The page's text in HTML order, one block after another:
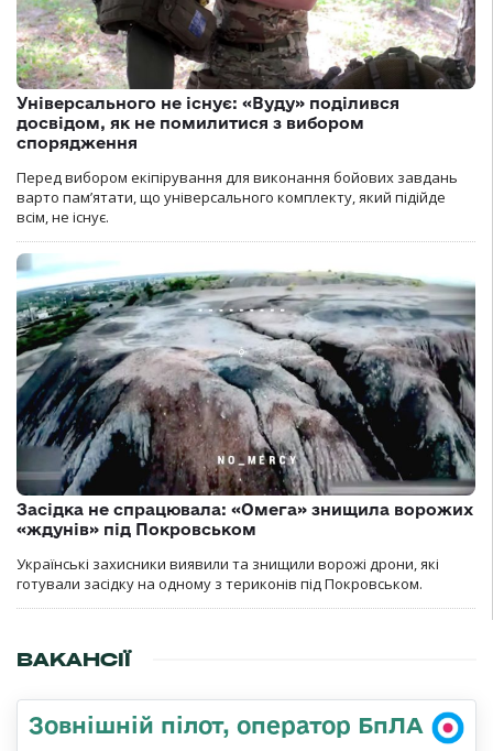
Універсального не існує: «Вуду» поділився
досвідом, як не помилитися з вибором
спорядження
Перед вибором екіпірування для виконання бойових завдань
варто пам’ятати, що універсального комплекту, який підійде
всім, не існує.
Засідка не спрацювала: «Омега» знищила ворожих
«ждунів» під Покровськом
Українські захисники виявили та знищили ворожі дрони, які
готували засідку на одному з териконів під Покровськом.
ВАКАНСІЇ
Зовнішній пілот, оператор БпЛА